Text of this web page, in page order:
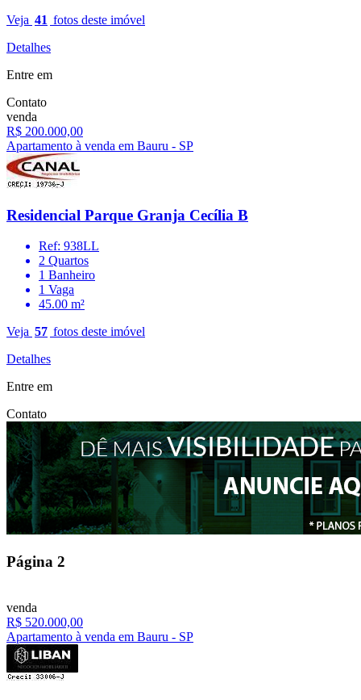
Veja 41 fotos deste imóvel
Detalhes
Entre em
Contato
venda
R$ 200.000,00
Apartamento à venda em Bauru - SP
Residencial Parque Granja Cecília B
Ref: 938LL
2 Quartos
1 Banheiro
1 Vaga
45.00 m²
Veja 57 fotos deste imóvel
Detalhes
Entre em
Contato
Página 2
venda
R$ 520.000,00
Apartamento à venda em Bauru - SP